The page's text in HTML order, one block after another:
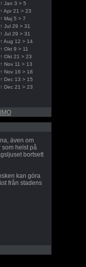
↑ Jan 3 > 5
↑ Apr 21 > 23
↑ Maj 5 > 7
↑ Jul 29 > 31
↑ Jul 29 > 31
↑ Aug 12 > 14
↑ Okt 9 > 11
↑ Okt 21 > 23
↑ Nov 11 > 13
↑ Nov 16 > 18
↑ Dec 13 > 15
↑ Dec 21 > 23
även om
som helst på
bortsett
kan göra
från stadens